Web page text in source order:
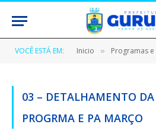
VOCÊ ESTÁ EM: Inicio » Programas
03 – DETALHAMENTO DA
PROGRMA E PA MARÇO